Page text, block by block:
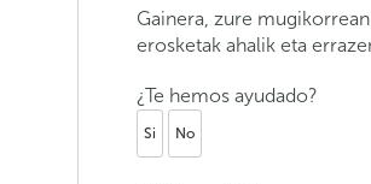
Gainera, zure
erosketak ahalik eta
¿Te hemos ayudado?
Si No